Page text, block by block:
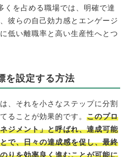
くを占める職場では、明確で達
彼らの自己効力感とエンゲージ
低い離職率と高い生産性へとつ
を設定する方法
、それを小さなステップに分割
ることが効果的です。このプロ
ジメント」と呼ばれ、達成可能
で、日々の達成感を促し、最終
りを効率良く進むことが可能に